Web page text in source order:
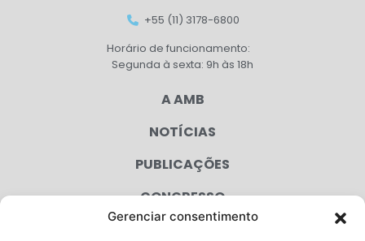
Gerenciar consentimento
+55 (11) 3178-6800
Horário de funcionamento:
Segunda à sexta: 9h às 18h
A AMB
NOTÍCIAS
PUBLICAÇÕES
CONGRESSO